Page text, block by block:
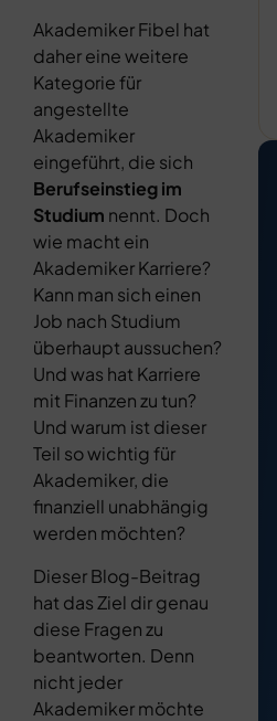
Akademiker Fibel hat
daher eine weitere
Kategorie für
angestellte
Akademiker
eingeführt, die sich
Berufseinstieg im
Studium nennt. Doch
wie macht ein
Akademiker Karriere?
Kann man sich einen
Job nach Studium
überhaupt aussuchen?
Und was hat Karriere
mit Finanzen zu tun?
Und warum ist dieser
Teil so wichtig für
Akademiker, die
finanziell unabhängig
werden möchten?
Dieser Blog-Beitrag
hat das Ziel dir genau
diese Fragen zu
beantworten. Denn
nicht jeder
Akademiker möchte